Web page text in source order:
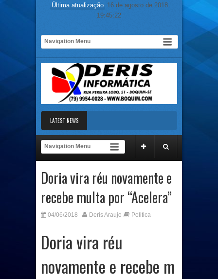
Última atualização 16 de agosto de 2018
19:45:22
LATEST NEWS
e chocolate achados pela polícia podem ter provocado morte de mãe e
EM MERCADOS / POLITICA 15 AGO, 2018 14H03 Briga em bar termina
e chocolate achados pela polícia podem ter provocado morte de mãe e
Doria vira réu novamente e
recebe multa por “Acelera”
04/06/2018 Deris Araujo Politica
Doria vira réu
novamente e recebe m